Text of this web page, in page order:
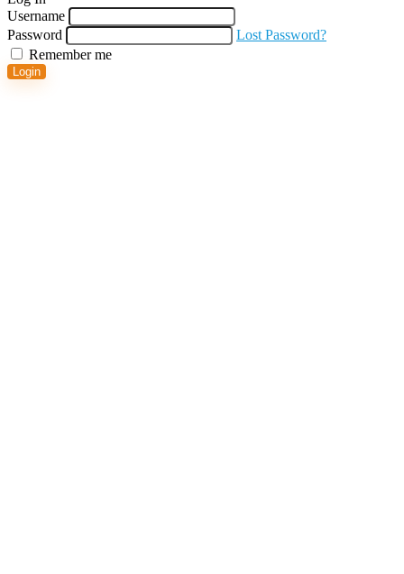
Username
Password
Lost Password?
Remember me
Login